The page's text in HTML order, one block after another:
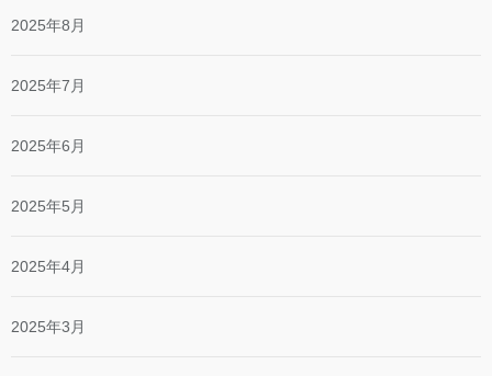
2025年8月
2025年7月
2025年6月
2025年5月
2025年4月
2025年3月